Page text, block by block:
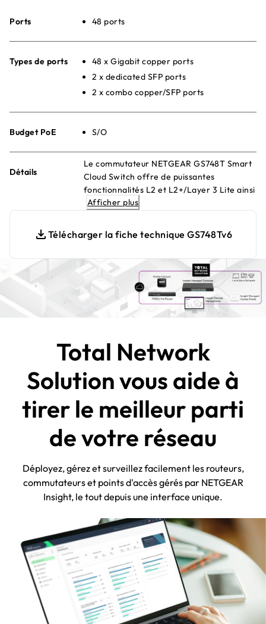
Ports 48 ports
Types de ports
48 x Gigabit copper ports
2 x dedicated SFP ports
2 x combo copper/SFP ports
Budget PoE S/O
Détails
Le commutateur NETGEAR GS748T Smart
Cloud Switch offre de puissantes
fonctionnalités L2 et L2+/Layer 3 Lite ainsi
qu'une performance et une convivialité
Cloud Management
Afficher plus
Télécharger la fiche technique GS748Tv6
Total Network
Solution vous aide à
tirer le meilleur parti
de votre réseau
Déployez, gérez et surveillez facilement les routeurs,
commutateurs et points d'accès gérés par NETGEAR
Insight, le tout depuis une interface unique.